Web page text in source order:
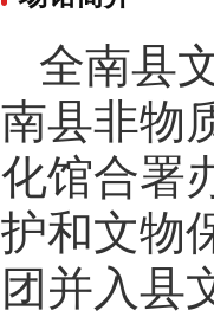
全南县
南县非物
化馆合署
护和文物
团并入县